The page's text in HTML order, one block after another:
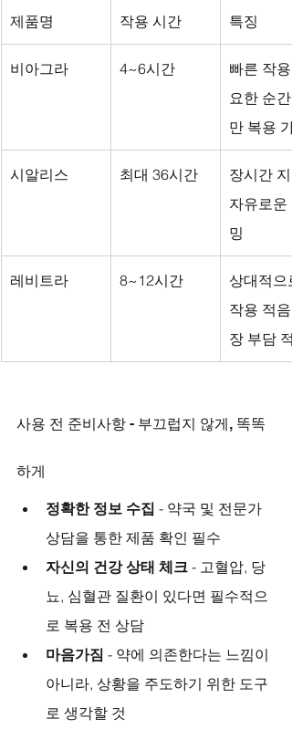
제품명 작용 시간 특징
비아그라 4~6시간
빠른 작용,
요한 순간
만 복용 가
시알리스 최대 36시간
장시간 지
자유로운
밍
레비트라 8~12시간
상대적으
작용 적음,
장 부담 적
사용 전 준비사항 - 부끄럽지 않게, 똑똑
하게
정확한 정보 수집 - 약국 및 전문가
상담을 통한 제품 확인 필수
자신의 건강 상태 체크 - 고혈압, 당
뇨, 심혈관 질환이 있다면 필수적으
로 복용 전 상담
마음가짐 - 약에 의존한다는 느낌이
아니라, 상황을 주도하기 위한 도구
로 생각할 것